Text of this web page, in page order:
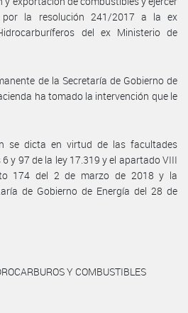
por la resolución 241/2017 a la ex
del ex Ministerio de
de la Secretaría de Gobierno de
ha tomado la intervención que le
se dicta en virtud de las facultades
y 97 de la ley 17.319 y el apartado VIII
174 del 2 de marzo de 2018 y la
de Gobierno de Energía del 28 de
Y COMBUSTIBLES